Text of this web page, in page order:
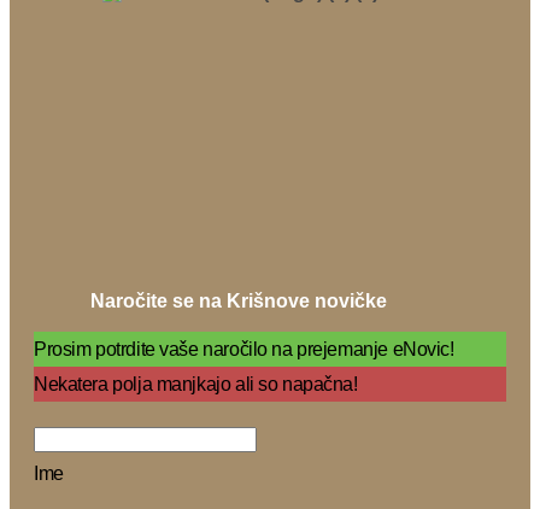
Naročite se na Krišnove novičke
Prosim potrdite vaše naročilo na prejemanje eNovic!
Nekatera polja manjkajo ali so napačna!
Ime